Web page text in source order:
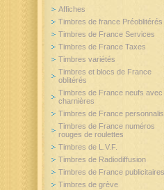
Affiches
Timbres de france Préoblitérés
Timbres de France Services
Timbres de France Taxes
Timbres variétés
Timbres et blocs de France
oblitérés
Timbres de France neufs avec
charnières
Timbres de France
Timbres de France numéros
rouges de roulettes
Timbres de L.V.F.
Timbres de Radiodiffusion
Timbres de France publicitaires
Timbres de grève